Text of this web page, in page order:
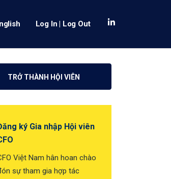
Log In | Log Out
TRỞ THÀNH HỘI VIÊN
ký Gia nhập Hội viên
Việt Nam hân hoan chào
sự tham gia hợp tác